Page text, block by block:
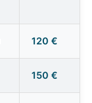
120 €
150 €